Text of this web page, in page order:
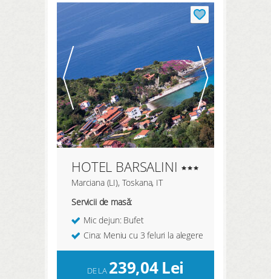
ÎNREGISTREAZĂ-TE AICI
HOTEL BARSALINI
Marciana (LI), Toskana, IT
Servicii de masă:
Mic dejun: Bufet
Cina: Meniu cu 3 feluri la alegere
DE LA 239,04Lei